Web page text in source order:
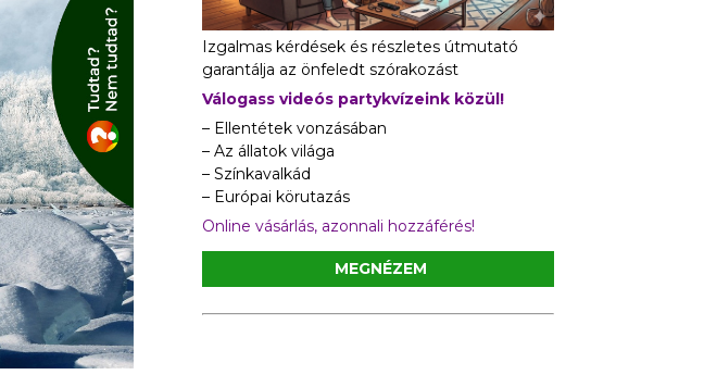
Izgalmas kérdések és részletes útmutató
garantálja az önfeledt szórakozást
Válogass videós partykvízeink közül!
– Ellentétek vonzásában
– Az állatok világa
– Színkavalkád
– Európai körutazás
Online vásárlás, azonnali hozzáférés!
MEGNÉZEM